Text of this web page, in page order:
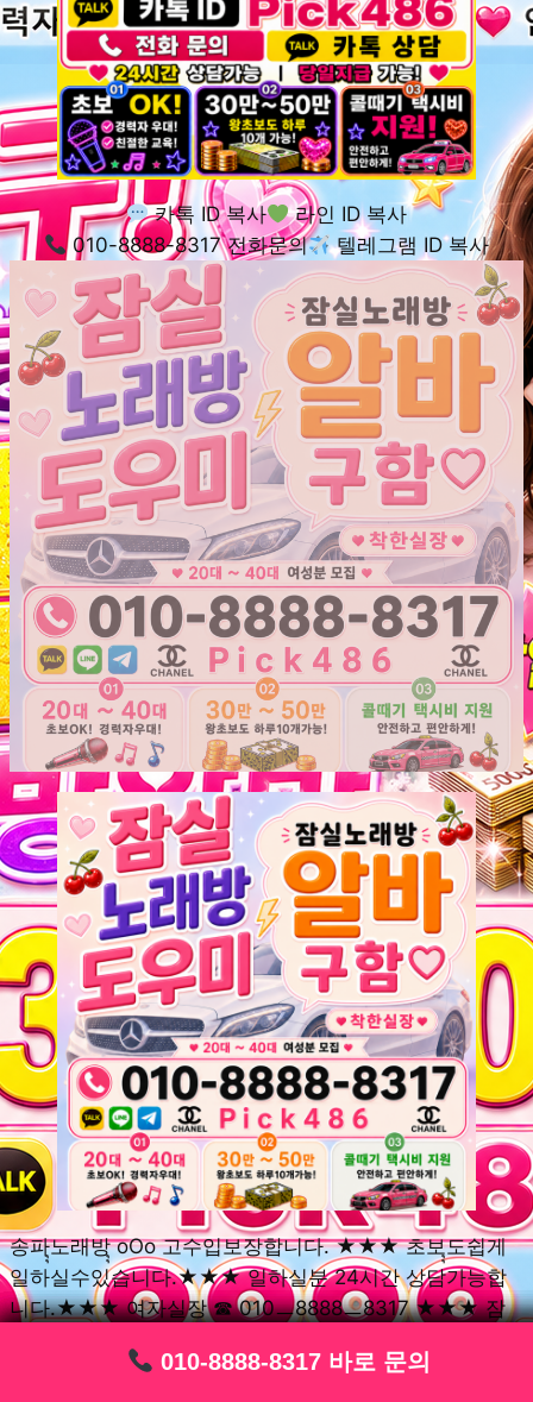
010-8888-8317 바로 문의
010-8888-8317 바로 문의
010-8888-8317 바로 문의
010-8888-8317 바로 문의
010-8888-8317 바로 문의
010-8888-8317 바로 문의
카톡 ID 복사
라인 ID 복사
010-8888-8317 전화문의
텔레그램 ID 복사
송파ุุ노래방ุุ oOo 고수입보장합니다. ★★★ 초보ุุ도쉽게
일하실수있습니다.★★★ 일하실분 24시간 상담가능합
니다.★★★ 여자실장 ☎ 010ㅡ8888ㅡ8317 ★★★ 잠
세요. 여성ㅣุุ알바ุุㅣ여기 신천동ุุ노래방ุุ ◞✿ 풍납동ุุ노래방ุุ
010-8888-8317 바로 문의
010-8888-8317 바로 문의
010-8888-8317 바로 문의